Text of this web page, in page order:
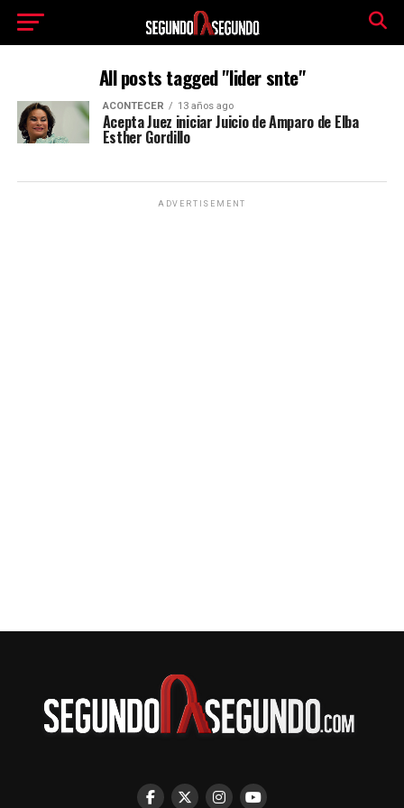
All posts tagged "lider snte"
ACONTECER 13 años ago
Acepta Juez iniciar Juicio de Amparo de Elba
Esther Gordillo
ADVERTISEMENT